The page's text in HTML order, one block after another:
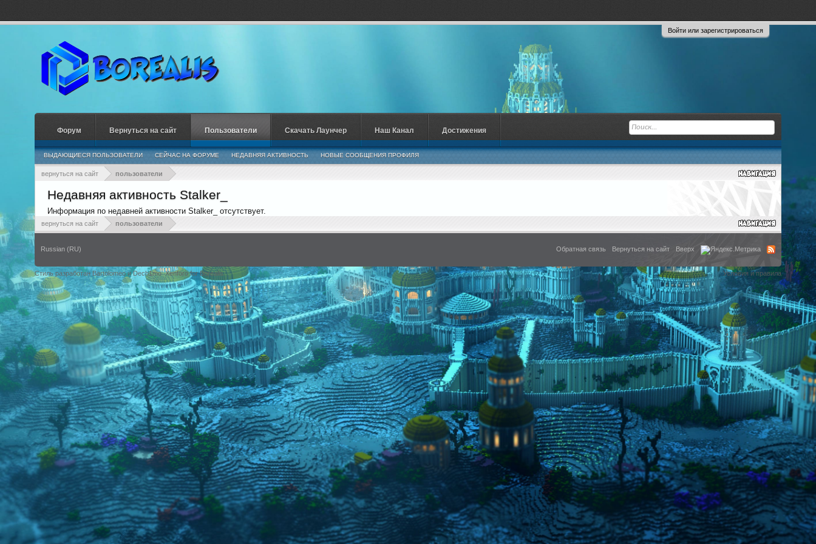
Войти или зарегистрироваться
вернуться на сайт пользователи
Недавняя активность Stalker_
Информация по недавней активности Stalker_ отсутствует.
вернуться на сайт пользователи
Форум Вернуться на сайт Пользователи
ВЫДАЮЩИЕСЯ ПОЛЬЗОВАТЕЛИ СЕЙЧАС НА ФОРУМЕ НЕДАВНЯЯ АКТИВНОСТЬ НОВЫЕ СООБЩЕНИЯ ПРОФИЛЯ
Скачать Лаунчер Наш Канал Достижения
Russian (RU) Обратная связь Вернуться на сайт Вверх
Стиль разработан Bartolomeo и Dech1moXenforo for Borealis Условия и правила